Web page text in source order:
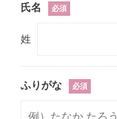
氏名 必須
姓
ふりがな 必須